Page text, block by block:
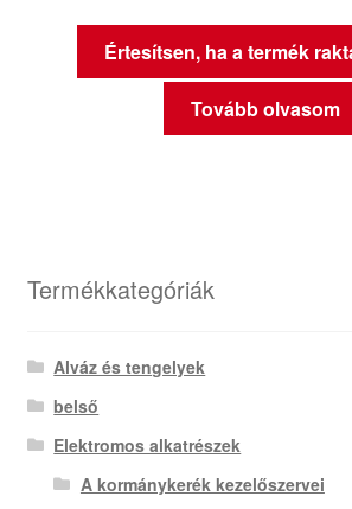
Értesítsen, ha a termék
Tovább olvasom
Termékkategóriák
Alváz és tengelyek
belső
Elektromos alkatrészek
A kormánykerék kezelőszervei